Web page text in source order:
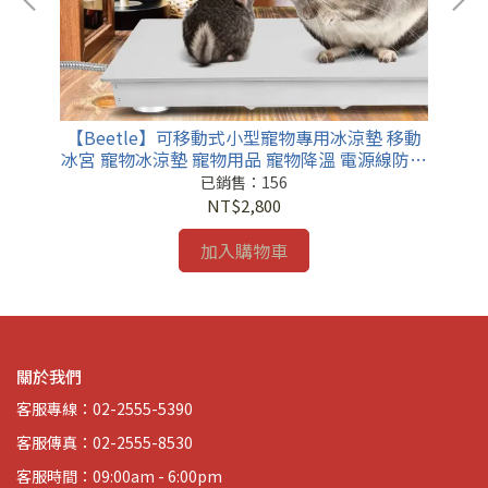
【Beetle】可移動式小型寵物專用冰涼墊 移動
冰宮 寵物冰涼墊 寵物用品 寵物降溫 電源線防咬
寵物鼠 寵物兔 涼蓆
已銷售：156
NT$2,800
加入購物車
關於我們
客服專線：02-2555-5390
客服傳真：02-2555-8530
客服時間：09:00am - 6:00pm